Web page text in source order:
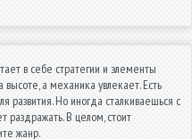
в себе стратегии и элементы
высоте, а механика увлекает. Есть
развития. Но иногда сталкиваешься с
раздражать. В целом, стоит
жанр.